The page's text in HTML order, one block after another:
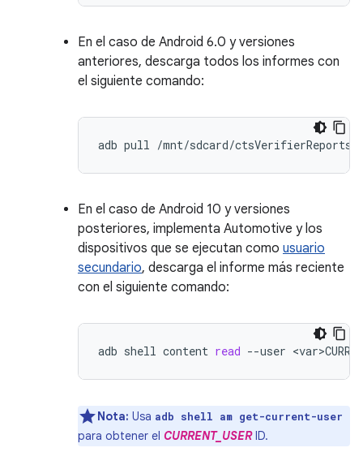
En el caso de Android 6.0 y versiones
anteriores, descarga todos los informes con
el siguiente comando:
adb pull
En el caso de Android 10 y versiones
posteriores, implementa Automotive y los
dispositivos que se ejecutan como usuario
secundario, descarga el informe más reciente
con el siguiente comando:
adb shell content read --user
Nota: Usa adb shell am get-current-user
para obtener el CURRENT_USERID.